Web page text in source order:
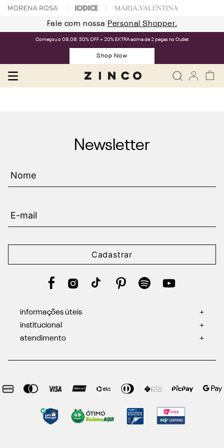
Fale com nossa Personal Shopper.
Começou o 08.08: 50% OFF + 20% EXTRA acima de 2 peças no Outlet
Shop Now
Newsletter
Cadastrar
informações úteis
+
institucional
+
atendimento
+